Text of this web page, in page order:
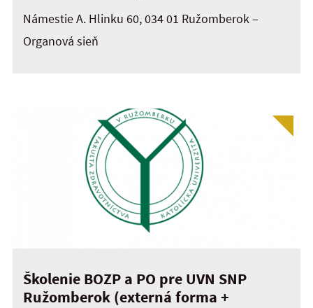
Námestie A. Hlinku 60, 034 01 Ružomberok –
Organová sieň
Školenie BOZP a PO pre UVN SNP
Ružomberok (externá forma +